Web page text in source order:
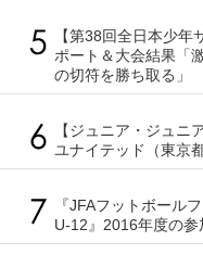
【第38回全日本少
ポート＆大会結果「
の切符を勝ち取る」
【ジュニア・ジュニ
ユナイテッド（東京都
『JFAフットボール
U-12』2016年度の